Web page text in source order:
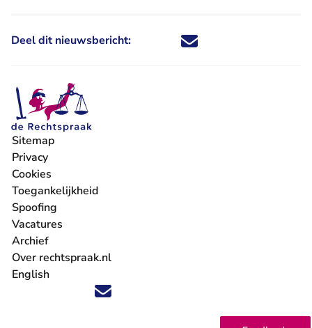
Deel dit nieuwsbericht: Deel dit nieuwsbericht via X -
Deel dit nieuwsbericht via
Deel dit nieuwsbericht
Deel dit
Volg ons op X (Twitter) - U verlaat Rechtspraak.nl
Volg ons op Facebook - U verlaat Rechtspraak.nl
Volg ons op Instagram - U verlaat Rechtspraak.nl
Volg ons op Youtube - U verlaat Rechtspraak.nl
Volg ons op LinkedIn - U verlaat
'Blijf op de hoogte' nieuwsbrief - U verlaat
Sitemap
Privacy
Cookies
Toegankelijkheid
Spoofing
Vacatures
- U verlaat Rechtspraak.nl
Archief
Over rechtspraak.nl
English